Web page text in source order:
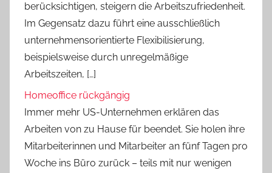
berücksichtigen, steigern die Arbeitszufriedenheit.
Im Gegensatz dazu führt eine ausschließlich
unternehmensorientierte Flexibilisierung,
beispielsweise durch unregelmäßige
Arbeitszeiten, […]
Homeoffice rückgängig
Immer mehr US-Unternehmen erklären das
Arbeiten von zu Hause für beendet. Sie holen ihre
Mitarbeiterinnen und Mitarbeiter an fünf Tagen pro
Woche ins Büro zurück – teils mit nur wenigen